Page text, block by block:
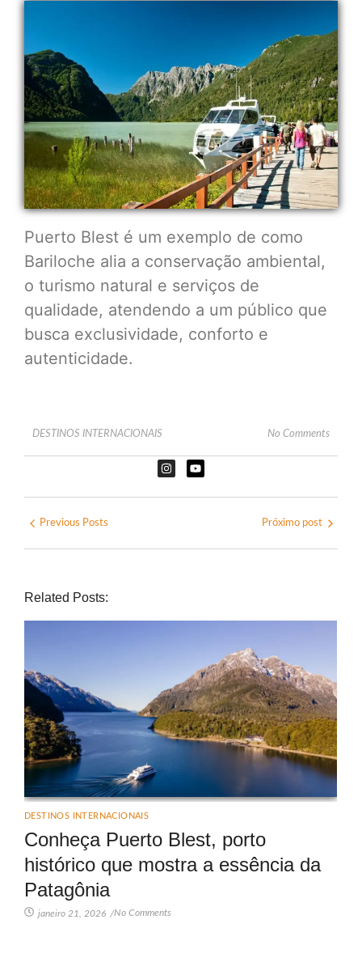
Puerto Blest é um exemplo de como
Bariloche alia a conservação ambiental,
o turismo natural e serviços de
qualidade, atendendo a um público que
busca exclusividade, conforto e
autenticidade.
DESTINOS INTERNACIONAIS No Comments
Previous Posts Próximo post
Related Posts:
DESTINOS INTERNACIONAIS
Conheça Puerto Blest, porto
histórico que mostra a essência da
Patagônia
janeiro 21, 2026 /No Comments